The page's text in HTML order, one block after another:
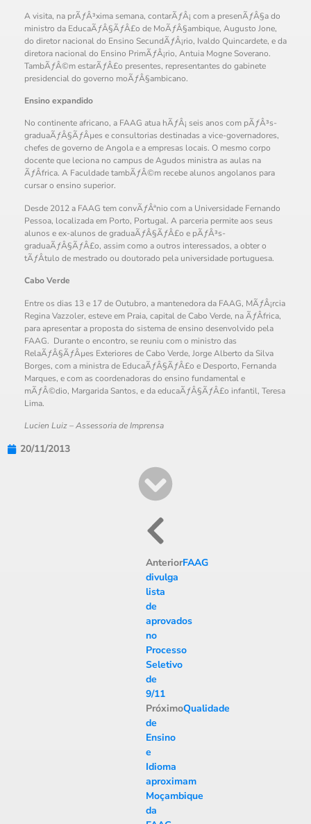
A visita, na prÃƒÂ³xima semana, contarÃƒÂ¡ com a presenÃƒÂ§a do
ministro da EducaÃƒÂ§ÃƒÂ£o de MoÃƒÂ§ambique, Augusto Jone,
do diretor nacional do Ensino SecundÃƒÂ¡rio, Ivaldo Quincardete, e da
diretora nacional do Ensino PrimÃƒÂ¡rio, Antuia Mogne Soverano.
TambÃƒÂ©m estarÃƒÂ£o presentes, representantes do gabinete
presidencial do governo moÃƒÂ§ambicano.
Ensino expandido
No continente africano, a FAAG atua hÃƒÂ¡ seis anos com pÃƒÂ³s-
graduaÃƒÂ§ÃƒÂµes e consultorias destinadas a vice-governadores,
chefes de governo de Angola e a empresas locais. O mesmo corpo
docente que leciona no campus de Agudos ministra as aulas na
ÃƒÂfrica. A Faculdade tambÃƒÂ©m recebe alunos angolanos para
cursar o ensino superior.
Desde 2012 a FAAG tem convÃƒÂªnio com a Universidade Fernando
Pessoa, localizada em Porto, Portugal. A parceria permite aos seus
alunos e ex-alunos de graduaÃƒÂ§ÃƒÂ£o e pÃƒÂ³s-
graduaÃƒÂ§ÃƒÂ£o, assim como a outros interessados, a obter o
tÃƒÂ­tulo de mestrado ou doutorado pela universidade portuguesa.
Cabo Verde
Entre os dias 13 e 17 de Outubro, a mantenedora da FAAG, MÃƒÂ¡rcia
Regina Vazzoler, esteve em Praia, capital de Cabo Verde, na ÃƒÂfrica,
para apresentar a proposta do sistema de ensino desenvolvido pela
FAAG. Durante o encontro, se reuniu com o ministro das
RelaÃƒÂ§ÃƒÂµes Exteriores de Cabo Verde, Jorge Alberto da Silva
Borges, com a ministra de EducaÃƒÂ§ÃƒÂ£o e Desporto, Fernanda
Marques, e com as coordenadoras do ensino fundamental e
mÃƒÂ©dio, Margarida Santos, e da educaÃƒÂ§ÃƒÂ£o infantil, Teresa
Lima.
Lucien Luiz – Assessoria de Imprensa
20/11/2013
AnteriorFAAG
divulga
lista
de
aprovados
no
Processo
Seletivo
de
9/11
PróximoQualidade
de
Ensino
e
Idioma
aproximam
Moçambique
da